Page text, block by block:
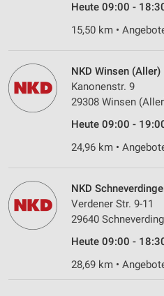
Heute 09:00 -
15,50 km •
NKD Winsen (Aller)
Kanonenstr. 9
29308 Winsen
Heute 09:00 -
24,96 km •
NKD
Verdener Str. 9-11
29640
Heute 09:00 -
28,69 km •